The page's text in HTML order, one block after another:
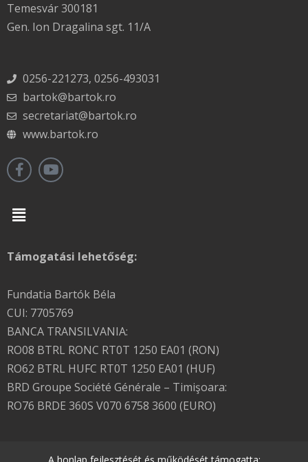
Temesvár 300181
Gen. Ion Dragalina sgt. 11/A
0256-221273, 0256-493031
bartok@bartok.ro
secretariat@bartok.ro
www.bartok.ro
Menu
Támogatási lehetőség:
Fundatia Bartók Béla
CUI: 7705769
BANCA TRANSILVANIA:
RO08 BTRL RONC RT0T 1250 EA01 (RON)
RO62 BTRL HUFC RT0T 1250 EA01 (HUF)
BRD Groupe Société Générale – Timişoara:
RO76 BRDE 360S V070 6758 3600 (EURO)
A honlap fejlesztését és működését támogatta: